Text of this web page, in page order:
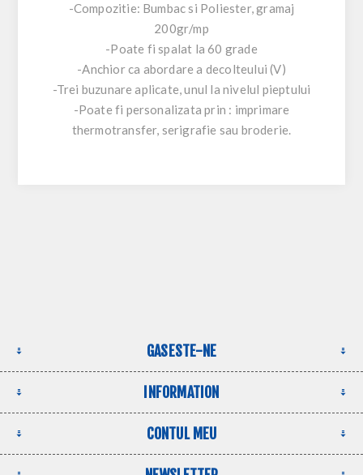
-Compozitie: Bumbac si Poliester, gramaj
200gr/mp
-Poate fi spalat la 60 grade
-Anchior ca abordare a decolteului (V)
-Trei buzunare aplicate, unul la nivelul pieptului
-Poate fi personalizata prin : imprimare
thermotransfer, serigrafie sau broderie.
GASESTE-NE
INFORMATION
CONTUL MEU